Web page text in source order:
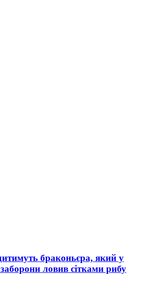
браконьєра, який у
заборони ловив сітками рибу